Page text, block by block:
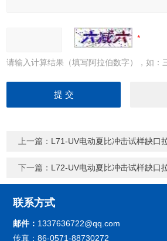
请输入计算结果（填写阿拉伯数字），如：
上一篇： L71-UV电动夏比冲击试样缺口
下一篇： L72-UV电动夏比冲击试样缺口
联系方式
邮件： 1337636722@qq.com
传真：86-0571-88730272